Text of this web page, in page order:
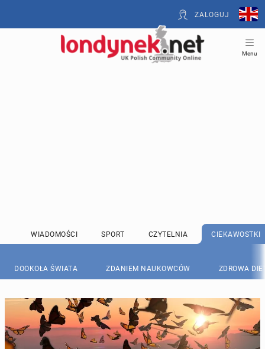
ZALOGUJ
Menu
WIADOMOŚCI SPORT CZYTELNIA CIEKAWOSTKI
DOOKOŁA ŚWIATA ZDANIEM NAUKOWCÓW ZDROWA